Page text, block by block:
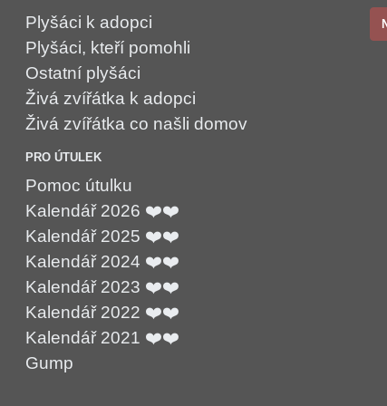
Plyšáci k adopci
Plyšáci, kteří pomohli
Ostatní plyšáci
Živá zvířátka k adopci
Živá zvířátka co našli domov
PRO ÚTULEK
Pomoc útulku
Kalendář 2026 ❤️❤️
Kalendář 2025 ❤️❤️
Kalendář 2024 ❤️❤️
Kalendář 2023 ❤️❤️
Kalendář 2022 ❤️❤️
Kalendář 2021 ❤️❤️
Gump